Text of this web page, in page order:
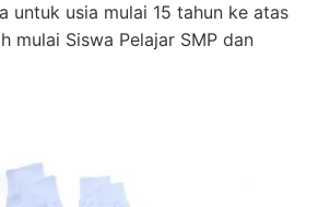
untuk usia mulai 15 tahun ke atas
mulai Siswa Pelajar SMP dan